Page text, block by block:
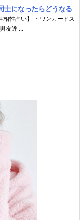
士になったらどうなる
相性占い】 ・ワンカードス
友達 ...